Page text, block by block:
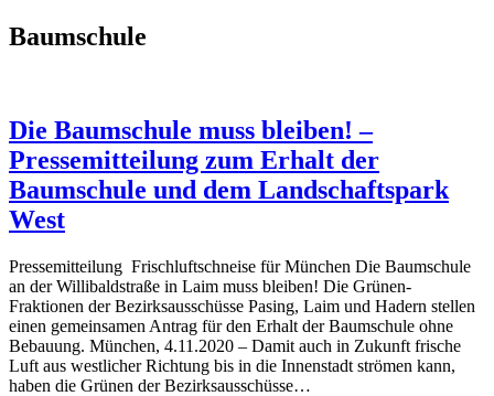
Baumschule
Die Baumschule muss bleiben! –
Pressemitteilung zum Erhalt der
Baumschule und dem Landschaftspark
West
Pressemitteilung Frischluftschneise für München Die Baumschule
an der Willibaldstraße in Laim muss bleiben! Die Grünen-
Fraktionen der Bezirksausschüsse Pasing, Laim und Hadern stellen
einen gemeinsamen Antrag für den Erhalt der Baumschule ohne
Bebauung. München, 4.11.2020 – Damit auch in Zukunft frische
Luft aus westlicher Richtung bis in die Innenstadt strömen kann,
haben die Grünen der Bezirksausschüsse…